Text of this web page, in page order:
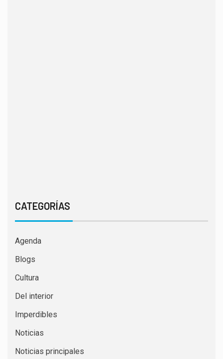
CATEGORÍAS
Agenda
Blogs
Cultura
Del interior
Imperdibles
Noticias
Noticias principales